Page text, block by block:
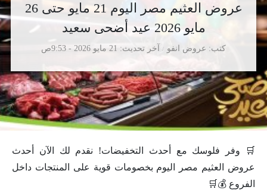
عروض العثيم مصر اليوم 21 مايو حتى 26
مايو 2026 عيد أضحى سعيد
كتب عروض انفو آخر تحديث 21 مايو 2026 - 9:53ص
🛒 وفر فلوسك مع أحدث التخفيضات! نقدم لك الآن أحدث
عروض العثيم مصر اليوم بخصومات قوية على المنتجات داخل
الفروع 💰🛒